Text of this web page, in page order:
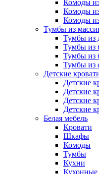
Комоды
Комоды
Комоды
Тумбы из
Тумбы из
Тумбы из
Тумбы из
Тумбы из
Детские
Детские
Детские
Детские
Детские
Белая мебель
Кровати
Шкафы
Комоды
Тумбы
Кухни
Кухонные